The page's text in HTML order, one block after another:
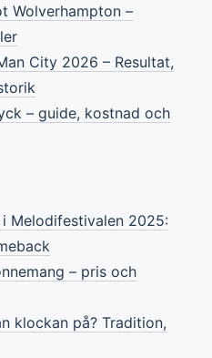
Wolverhampton –
City 2026 – Resultat,
– guide, kostnad och
i Melodifestivalen 2025:
– pris och
klockan på? Tradition,